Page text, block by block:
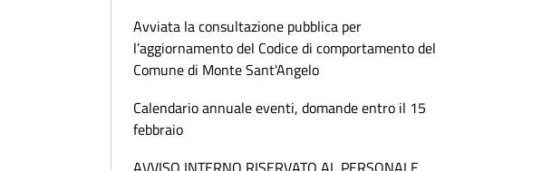
Avviata la consultazione pubblica per
l’aggiornamento del Codice di comportamento del
Comune di Monte Sant'Angelo
Calendario annuale eventi, domande entro il 15
febbraio